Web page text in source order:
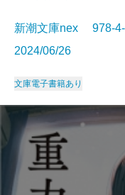
新潮文庫nex 978-
2024/06/26
文庫電子書籍あり